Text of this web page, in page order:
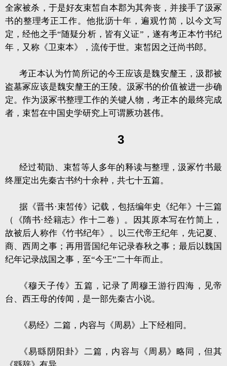
全家被杀，于是好友束皙自本郡为其奔丧，并接手了汲冢
书的整理考正工作。他批沥十年，遍观竹简，以今文写
定，经他之手“随疑分析，皆有义证”，遂有考正本竹书纪
年，又称《卫束本》，流传于世。束皙因之迁尚书郎。
考正本认为竹简所记的今王应该是魏安釐王，汲郡被
盗墓冢应该是魏安釐王的王陵。汲冢书的价值被进一步确
定。作为汲冢书整理工作的关键人物，考正本的最终完成
者，束皙在中国史学研究上可谓厥功甚伟。
3
经过荀勖、束皙等人多年的释读与整理，汲冢竹书最
终厘定出先秦古书约十余种，共七十五篇。
据《晋书·束皙传》记载，包括编年史《纪年》十三篇
（《隋书·经籍志》作十二卷）。因其原本写在竹简上，
故被后人称作《竹书纪年》。以三代帝王纪年，先记夏、
商、西周之事；再用晋国纪年记录春秋之事；最后以魏国
纪年记录战国之事，至“今王”二十年而止。
《穆天子传》五篇，记录了周穆王游行四海，见帝
台、西王母的传闻，是一部先秦古小说。
《易经》二篇，内容与《周易》上下经相同。
《易繇阴阳卦》二篇，内容与《周易》略同，但其